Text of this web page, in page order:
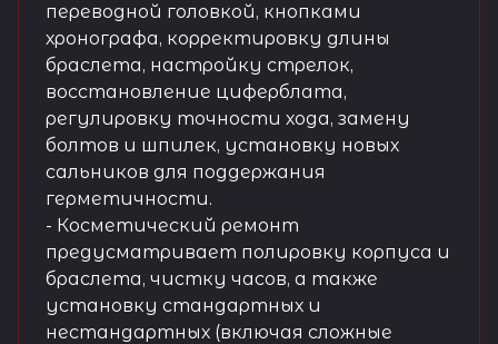
переводной головкой, кнопками
хронографа, корректировку длины
браслета, настройку стрелок,
восстановление циферблата,
регулировку точности хода, замену
болтов и шпилек, установку новых
сальников для поддержания
герметичности.
- Косметический ремонт
предусматривает полировку корпуса и
браслета, чистку часов, а также
установку стандартных и
нестандартных (включая сложные